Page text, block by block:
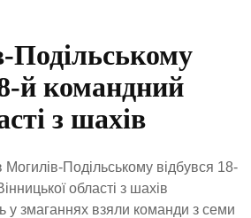
й командний
з шахів
Могилів-Подільському відбувся 18-
області з шахів
у змаганнях взяли команди з семи